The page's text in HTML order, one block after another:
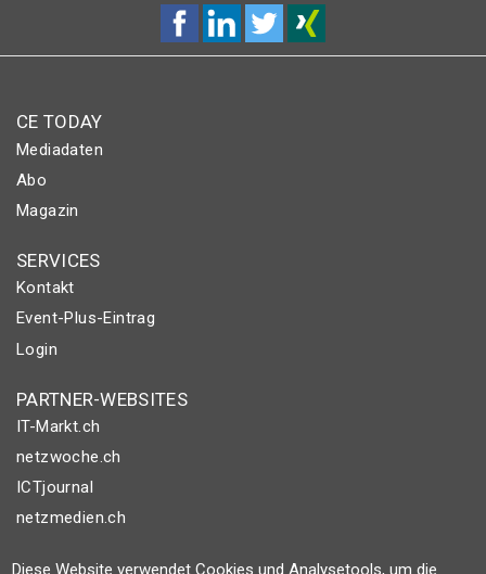
CE TODAY
Mediadaten
Abo
Magazin
SERVICES
Kontakt
Event-Plus-Eintrag
Login
PARTNER-WEBSITES
IT-Markt.ch
netzwoche.ch
ICTjournal
netzmedien.ch
© NETZMEDIEN AG 2026
Diese Website verwendet Cookies und Analysetools, um die